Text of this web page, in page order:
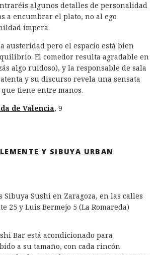
algunos detalles de personalidad
a encumbrar el plato, no al ego
impera.
austeridad pero el espacio está bien
El comedor resulta agradable en
algo ruidoso), y la responsable de sala
y su discurso revela una sensata
tiene entre manos.
de Valencia, 9
Y SIBUYA URBAN
Bar está acondicionado para
a su tamaño, con cada rincón